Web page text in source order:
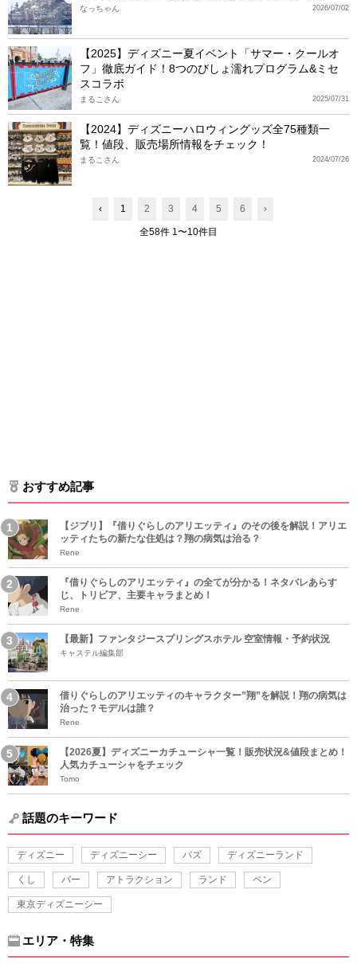
2026/07/02
なっちゃん
【2025】ディズニー夏イベント「サマー・クールオ
フ」徹底ガイド！8つのびしょ濡れプログラム&ミセ
スコラボ
2025/07/31
まるこさん
【2024】ディズニーハロウィングッズ全75種類一
覧！値段、販売場所情報をチェック！
2024/07/26
まるこさん
‹ 1 2 3 4 5 6 ›
全58件 1〜10件目
おすすめ記事
【ジブリ】『借りぐらしのアリエッティ』のその後を解説！アリエ
ッティたちの新たな住処は？翔の病気は治る？
Rene
『借りぐらしのアリエッティ』の全てが分かる！ネタバレあらす
じ、トリビア、主要キャラまとめ！
Rene
【最新】ファンタジースプリングスホテル 空室情報・予約状況
キャステル編集部
借りぐらしのアリエッティのキャラクター”翔”を解説！翔の病気は
治った？モデルは誰？
Rene
【2026夏】ディズニーカチューシャ一覧！販売状況&値段まとめ！
人気カチューシャをチェック
Tomo
話題のキーワード
ディズニー ディズニーシー バズ ディズニーランド
くし バー アトラクション ランド ペン
東京ディズニーシー
エリア・特集